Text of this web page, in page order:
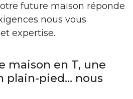
future maison réponde
nous vous
expertise.
maison en T, une
plain-pied… nous